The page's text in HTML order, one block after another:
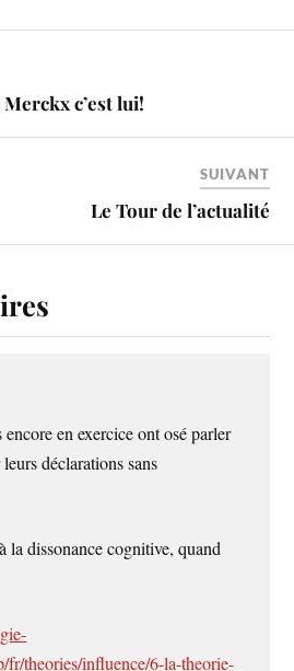
c’est lui!
SUIVANT
Le Tour de l’actualité
en exercice ont osé parler
déclarations sans
la dissonance cognitive, quand
fr/theories/influence/6-la-theorie-